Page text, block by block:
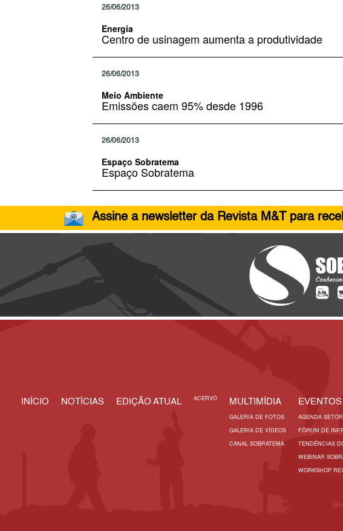
26/06/2013
Energia
Centro de usinagem aumenta a produtividade
26/06/2013
Meio Ambiente
Emissões caem 95% desde 1996
26/06/2013
Espaço Sobratema
Espaço Sobratema
Assine a newsletter da Revista M&T para
INÍCIO NOTÍCIAS EDIÇÃO ATUAL ACERVO MULTIMÍDIA
GALERIA DE FOTOS
GALERIA DE VÍDEOS
CANAL SOBRATEMA
EVENTOS
AGENDA
FÓRUM DE
TENDÊNCIAS
WEBINAR
WORKSHOP